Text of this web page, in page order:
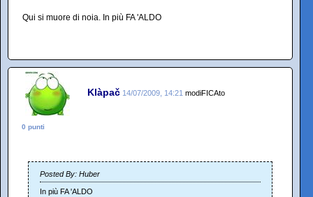
Qui si muore di noia. In più FA 'ALDO
Klàpač 14/07/2009, 14:21 modiFICAto
0 punti
Posted By: Huber
In più FA 'ALDO